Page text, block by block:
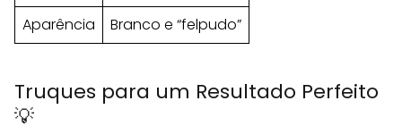
Aparência
Branco e “felpudo”
Truques para um Resultado Perfeito
💡